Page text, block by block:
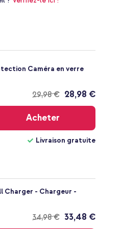
Caméra en verre
29,98 €
Livraison
28,98 €
Acheter
Livraison gratuite
Charger - Chargeur -
34,98 €
Livraison
33,48 €